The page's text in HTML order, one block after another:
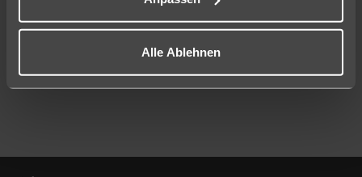
Alle Ablehnen
Mehr Filter anzeigen